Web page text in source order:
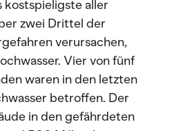
kostspieligste aller
zwei Drittel der
verursachen,
Vier von fünf
waren in den letzten
betroffen. Der
in den gefährdeten